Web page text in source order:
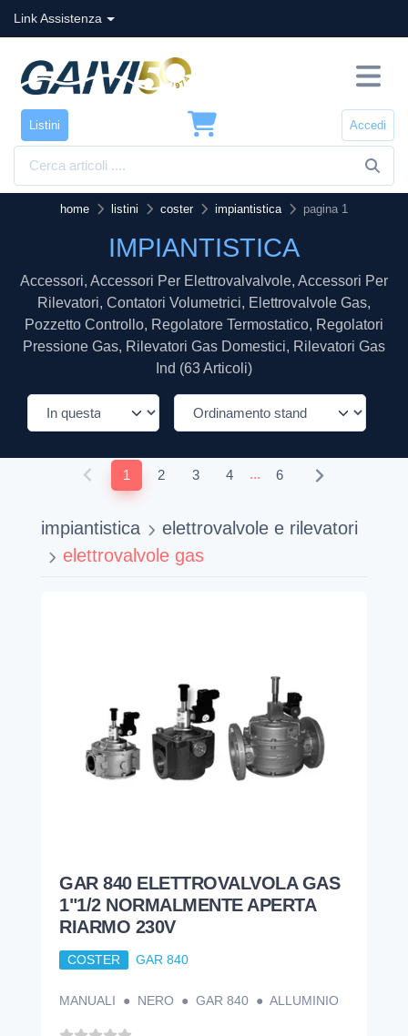
Link Assistenza
Listini Accedi
home listini coster impiantistica pagina 1
IMPIANTISTICA
Accessori, Accessori Per Elettrovalvalvole, Accessori Per
Rilevatori, Contatori Volumetrici, Elettrovalvole Gas,
Pozzetto Controllo, Regolatore Termostatico, Regolatori
Pressione Gas, Rilevatori Gas Domestici, Rilevatori Gas
Ind (63 Articoli)
1 2 3 4 ... 6
impiantistica
elettrovalvole e rilevatori
elettrovalvole gas
GAR 840 ELETTROVALVOLA GAS
1"1/2 NORMALMENTE APERTA
RIARMO 230V
COSTER GAR 840
MANUALI ● NERO ● GAR 840 ● ALLUMINIO